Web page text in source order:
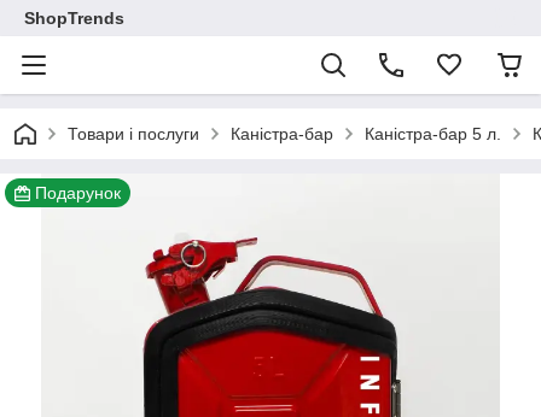
ShopTrends
Товари і послуги Каністра-бар Каністра-бар 5 л.
Подарунок